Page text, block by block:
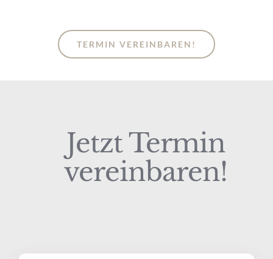
TERMIN VEREINBAREN!
Jetzt Termin
vereinbaren!